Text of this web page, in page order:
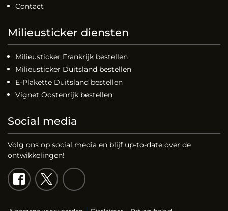
Contact
Milieusticker diensten
Milieusticker Frankrijk bestellen
Milieusticker Duitsland bestellen
E-Plakette Duitsland bestellen
Vignet Oostenrijk bestellen
Social media
Volg ons op social media en blijf up-to-date over de
ontwikkelingen!